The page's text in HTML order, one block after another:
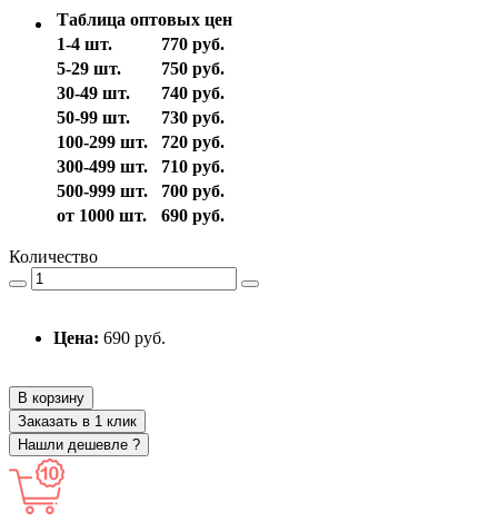
Таблица оптовых цен
1-4 шт.
770 руб.
5-29 шт.
750 руб.
30-49 шт.
740 руб.
50-99 шт.
730 руб.
100-299 шт.
720 руб.
300-499 шт.
710 руб.
500-999 шт.
700 руб.
от 1000 шт.
690 руб.
Количество
Цена: 690 руб.
В корзину
Заказать в 1 клик
Нашли дешевле ?